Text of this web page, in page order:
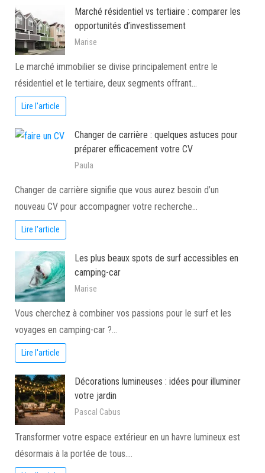
Marché résidentiel vs tertiaire : comparer les
opportunités d’investissement
Marise
Le marché immobilier se divise principalement entre le
résidentiel et le tertiaire, deux segments offrant…
Lire l'article
Changer de carrière : quelques astuces pour
préparer efficacement votre CV
Paula
Changer de carrière signifie que vous aurez besoin d’un
nouveau CV pour accompagner votre recherche…
Lire l'article
Les plus beaux spots de surf accessibles en
camping-car
Marise
Vous cherchez à combiner vos passions pour le surf et les
voyages en camping-car ?…
Lire l'article
Décorations lumineuses : idées pour illuminer
votre jardin
Pascal Cabus
Transformer votre espace extérieur en un havre lumineux est
désormais à la portée de tous.…